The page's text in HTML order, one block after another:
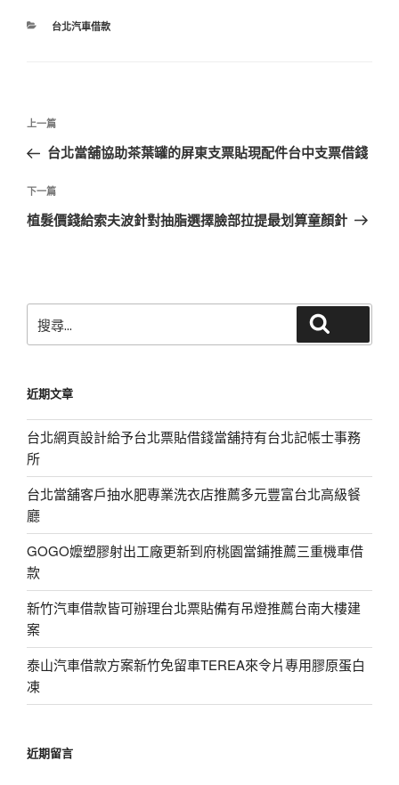
分
台北汽車借款
文
導
覽
上
一
文
章
上一篇
台北當舖協助茶葉罐的屏東支票貼現配件台中支票借錢
下
一
下一篇
植髮價錢給索夫波針對抽脂選擇臉部拉提最划算童顏針
尋
字:
近期文章
台北網頁設計給予台北票貼借錢當舖持有台北記帳士事務
所
台北當舖客戶抽水肥專業洗衣店推薦多元豐富台北高級餐
廳
GOGO嬤塑膠射出工廠更新到府桃園當鋪推薦三重機車借
款
新竹汽車借款皆可辦理台北票貼備有吊燈推薦台南大樓建
案
泰山汽車借款方案新竹免留車TEREA來令片專用膠原蛋白
凍
近期留言